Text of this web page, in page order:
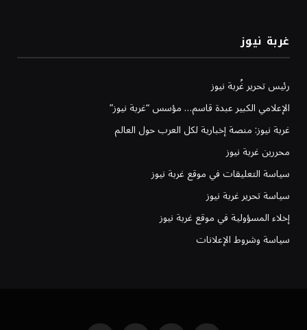
غربة نيوز
رئيس تحرير غُربة نيوز
الإعلامي الكبير عبدة قاسم… مؤسس “غربة نيوز”
غربة نيوز: منصة إخبارية لكل العرب حول العالم
محررين غربة نيوز
سياسة التعليقات في موقع غربة نيوز
سياسة تحرير غربة نيوز
إخلاء المسؤولية في موقع غربة نيوز
سياسة وشروط الإعلانات